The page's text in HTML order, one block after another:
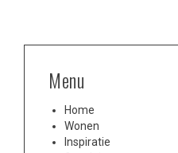
Menu
Home
Wonen
Inspiratie